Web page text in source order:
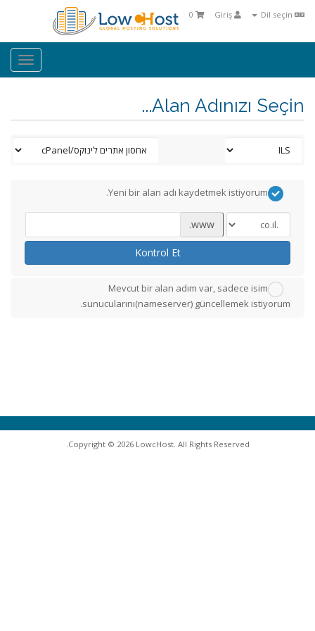
0
Alan Adınızı Seçin...
Yeni bir alan adı kaydetmek istiyorum.
www.
Kontrol Et
Mevcut bir alan adım var, sadece isim
sunucularını(nameserver) güncellemek istiyorum.
Copyright © 2026 LowcHost. All Rights Reserved.